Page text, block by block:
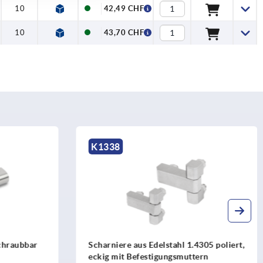
10 M5 4 42,49 CHF
10 M5 4 43,70 CHF
1.4305 poliert,
K1005
Scharniere aus Kunststoff mit